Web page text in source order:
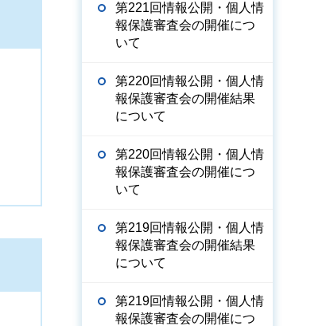
第221回情報公開・個人情
報保護審査会の開催につ
いて
第220回情報公開・個人情
報保護審査会の開催結果
について
第220回情報公開・個人情
報保護審査会の開催につ
いて
第219回情報公開・個人情
報保護審査会の開催結果
について
第219回情報公開・個人情
報保護審査会の開催につ